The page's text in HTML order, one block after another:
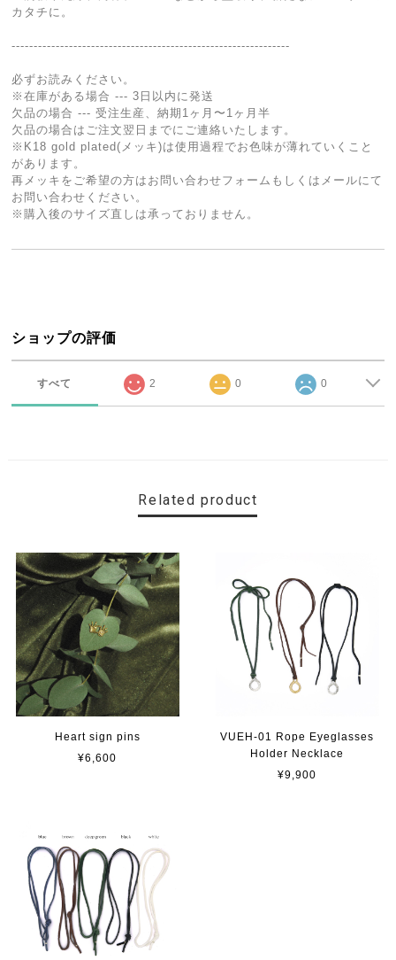
カタチに。
---------------------------------------------------------------
必ずお読みください。
※在庫がある場合 --- 3日以内に発送
欠品の場合 --- 受注生産、納期1ヶ月〜1ヶ月半
欠品の場合はご注文翌日までにご連絡いたします。
※K18 gold plated(メッキ)は使用過程でお色味が薄れていくこと
があります。
再メッキをご希望の方はお問い合わせフォームもしくはメールにて
お問い合わせください。
※購入後のサイズ直しは承っておりません。
ショップの評価
すべて 2 0 0
Related product
Heart sign pins
¥6,600
VUEH-01 Rope Eyeglasses
Holder Necklace
¥9,900